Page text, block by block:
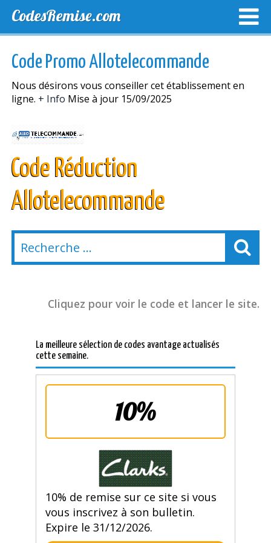
CodesRemise.com
NOUVELLES MAGASINS
Code Promo Allotelecommande
Nous désirons vous conseiller cet établissement en
ligne. + Info Mise à jour 15/09/2025
Code Réduction
Allotelecommande
Cliquez pour voir le code et lancer le site.
La meilleure sélection de codes avantage actualisés
cette semaine.
10%
10% de remise sur ce site si vous
vous inscrivez à son bulletin.
Expire le 31/12/2026.